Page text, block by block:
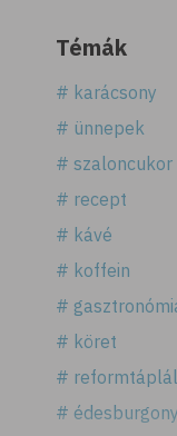
Témák
# karácsony
# ünnepek
# szaloncukor
# recept
# kávé
# koffein
#
# köret
#
#